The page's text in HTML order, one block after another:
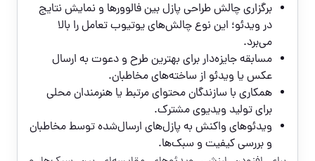
برگزاری چالش طراحی پازل بین فالوورها و نمایش نتایج
در ویدئو؛ این نوع چالش‌های یوتیوب تعامل را بالا
می‌برد.
مسابقه جایزه‌دار برای بهترین طرح و دعوت به ارسال
عکس یا ویدئو از ساخته‌های مخاطبان.
همکاری با سازندگان محتوای مرتبط یا هنرمندان محلی
برای تولید ویدیوی مشترک.
ویدئوهای واکنش به پازل‌های ارسال‌شده توسط مخاطبان
و بررسی کیفیت و سبک‌ها.